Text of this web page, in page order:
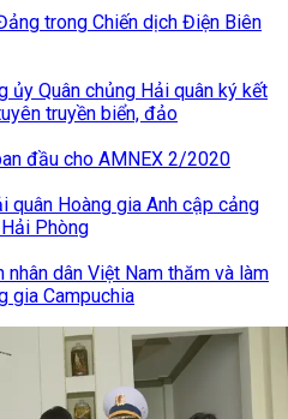
trong Chiến dịch Điện Biên
ủy Quân chủng Hải quân ký kết
truyền biển, đảo
đầu cho AMNEX 2/2020
quân Hoàng gia Anh cập cảng
Phòng
dân Việt Nam thăm và làm
gia Campuchia